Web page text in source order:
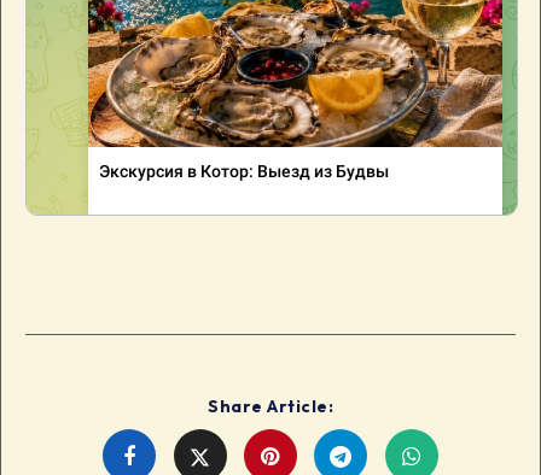
Share Article:
Share Share Share Share